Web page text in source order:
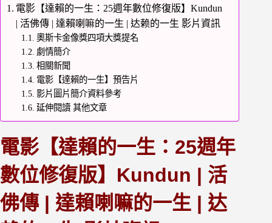
電影【達賴的一生：25週年數位修復版】Kundun
| 活佛傳 | 達賴喇嘛的一生 | 达赖的一生 影片資訊
奧斯卡金像獎四項大獎提名
劇情簡介
相關新聞
電影【達賴的一生】預告片
影片圖片簡介資料參考
延伸閱讀 其他文章
電影【達賴的一生：25週年
數位修復版】Kundun | 活
佛傳 | 達賴喇嘛的一生 | 达